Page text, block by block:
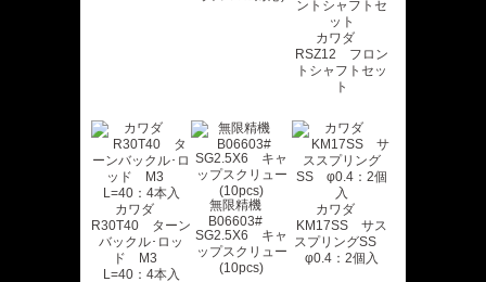
カワダ
RSZ12 フロン
トシャフトセッ
ト
カワダ
R30T40 ターン
バックル･ロッ
ド M3
L=40：4本入
無限精機
B06603#
SG2.5X6 キャ
ップスクリュー
(10pcs)
カワダ
KM17SS サス
スプリングSS
φ0.4：2個入